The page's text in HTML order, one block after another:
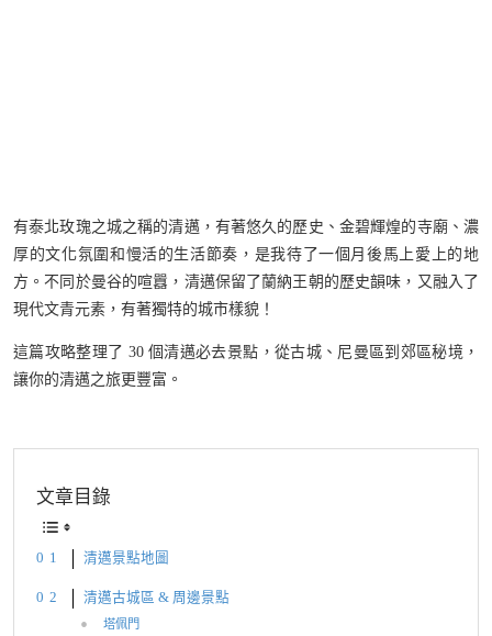
有泰北玫瑰之城之稱的清邁，有著悠久的歷史、金碧輝煌的寺廟、濃
厚的文化氛圍和慢活的生活節奏，是我待了一個月後馬上愛上的地
方。不同於曼谷的喧囂，清邁保留了蘭納王朝的歷史韻味，又融入了
現代文青元素，有著獨特的城市樣貌！
這篇攻略整理了 30 個清邁必去景點，從古城、尼曼區到郊區秘境，
讓你的清邁之旅更豐富。
文章目錄
清邁景點地圖
清邁古城區 & 周邊景點
塔佩門